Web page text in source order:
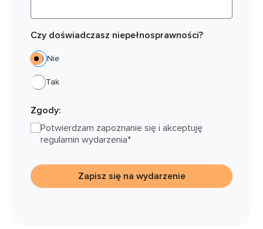
Czy doświadczasz niepełnosprawności?
Nie
Tak
Zgody:
Potwierdzam zapoznanie się i akceptuję
regulamin wydarzenia*
Zapisz się na wydarzenie